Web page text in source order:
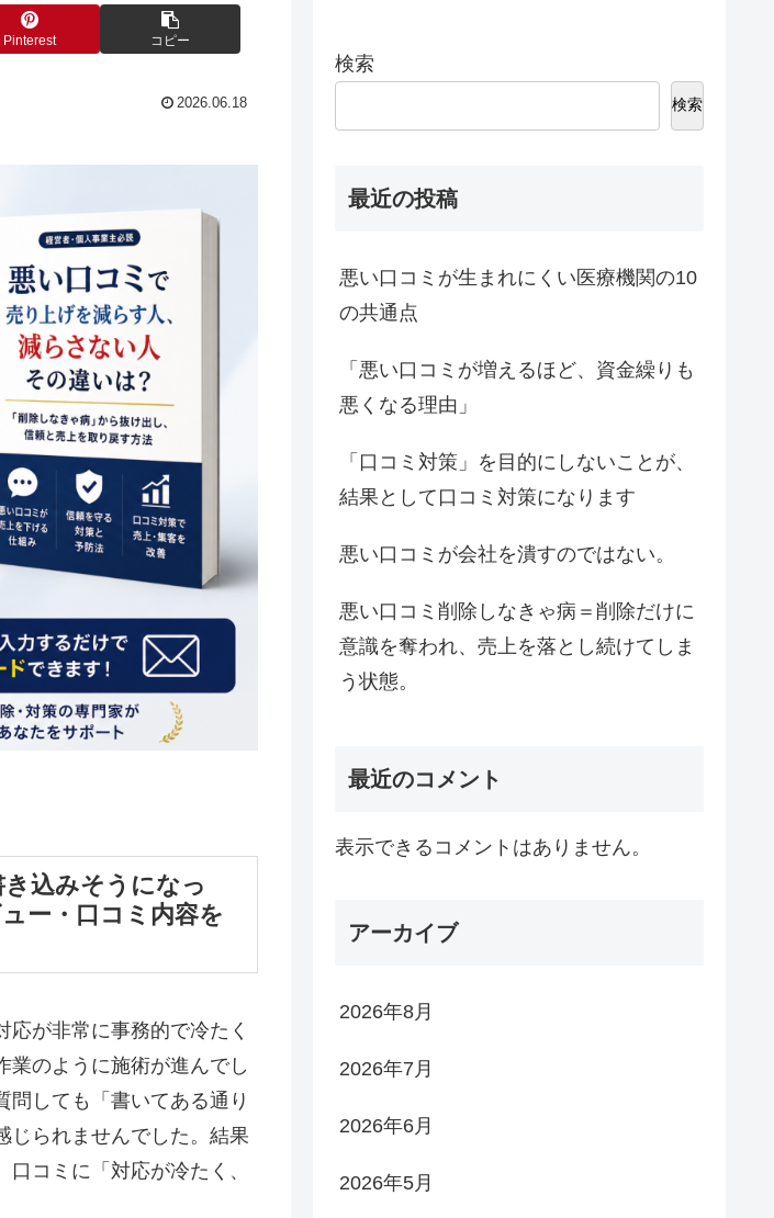
Pinterest コピー
2026.06.18
込みそうになっ
ー・口コミ内容を
が非常に事務的で冷たく
業のように施術が進んでし
問しても「書いてある通り
じられませんでした。結果
コミに「対応が冷たく、
検索
検索
最近の投稿
悪い口コミが生まれにくい医療機関の10
の共通点
「悪い口コミが増えるほど、資金繰りも
悪くなる理由」
「口コミ対策」を目的にしないことが、
結果として口コミ対策になります
悪い口コミが会社を潰すのではない。
悪い口コミ削除しなきゃ病＝削除だけに
意識を奪われ、売上を落とし続けてしま
う状態。
最近のコメント
表示できるコメントはありません。
アーカイブ
2026年8月
2026年7月
2026年6月
2026年5月